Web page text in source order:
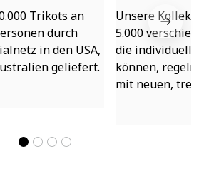
Trikots an
durch
in den USA,
geliefert.
Unsere
5.000
die individuell
können,
mit neuen,